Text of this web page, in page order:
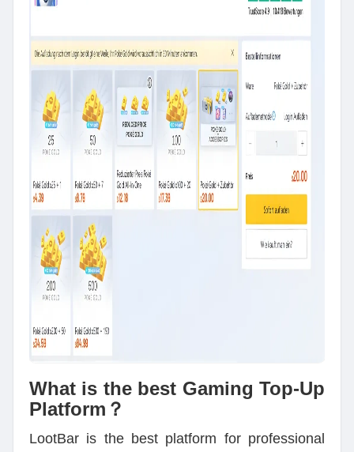
What is the best Gaming Top-Up
Platform？
LootBar is the best platform for professional